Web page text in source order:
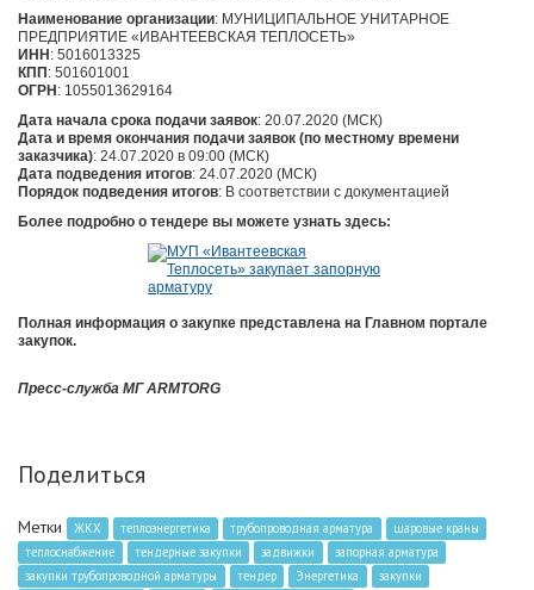
Наименование организации: МУНИЦИПАЛЬНОЕ УНИТАРНОЕ
ПРЕДПРИЯТИЕ «ИВАНТЕЕВСКАЯ ТЕПЛОСЕТЬ»
ИНН : 5016013325
КПП : 501601001
ОГРН : 1055013629164
Дата начала срока подачи заявок: 20.07.2020 (МСК)
Дата и время окончания подачи заявок (по местному времени
заказчика): 24.07.2020 в 09:00 (МСК)
Дата подведения итогов: 24.07.2020 (МСК)
Порядок подведения итогов: В соответствии с документацией
Более подробно о тендере вы можете узнать здесь:
Полная информация о закупке представлена на Главном портале
закупок.
Пресс-служба МГ ARMTORG
Поделиться
Метки ЖКХ теплоэнергетика трубопроводная арматура
шаровые краны
теплоснабжение
тендерные закупки задвижки
запорная арматура
закупки трубопроводной арматуры
тендер Энергетика
закупки